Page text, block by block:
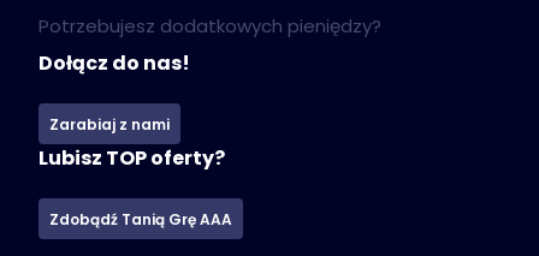
Potrzebujesz dodatkowych pieniędzy?
Dołącz do nas!
Zarabiaj z nami
Lubisz TOP oferty?
Zdobądź Tanią Grę AAA